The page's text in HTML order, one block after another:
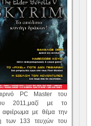
PC Master του
2011,μαζί με το
αφιέρωμα με θέμα την
των 133 τευχών του